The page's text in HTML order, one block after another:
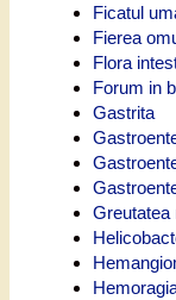
Ficatul
Fierea
Flora
Forum in
Gastrita
Greutatea